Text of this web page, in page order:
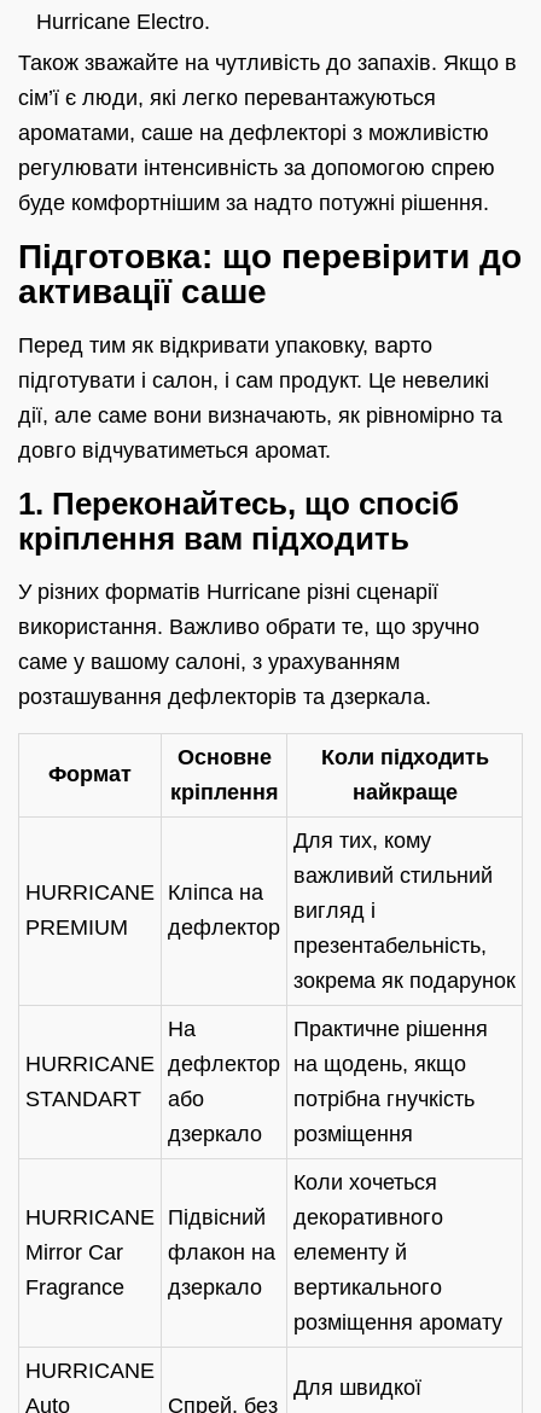
Hurricane Electro.
Також зважайте на чутливість до запахів. Якщо в
сім’ї є люди, які легко перевантажуються
ароматами, саше на дефлекторі з можливістю
регулювати інтенсивність за допомогою спрею
буде комфортнішим за надто потужні рішення.
Підготовка: що перевірити до
активації саше
Перед тим як відкривати упаковку, варто
підготувати і салон, і сам продукт. Це невеликі
дії, але саме вони визначають, як рівномірно та
довго відчуватиметься аромат.
1. Переконайтесь, що спосіб
кріплення вам підходить
У різних форматів Hurricane різні сценарії
використання. Важливо обрати те, що зручно
саме у вашому салоні, з урахуванням
розташування дефлекторів та дзеркала.
Формат
Основне
кріплення
Коли підходить
найкраще
HURRICANE
PREMIUM
Кліпса на
дефлектор
Для тих, кому
важливий стильний
вигляд і
презентабельність,
зокрема як подарунок
HURRICANE
STANDART
На
дефлектор
або
дзеркало
Практичне рішення
на щодень, якщо
потрібна гнучкість
розміщення
HURRICANE
Mirror Car
Fragrance
Підвісний
флакон на
дзеркало
Коли хочеться
декоративного
елементу й
вертикального
розміщення аромату
HURRICANE
Auto
Спрей, без
Для швидкої